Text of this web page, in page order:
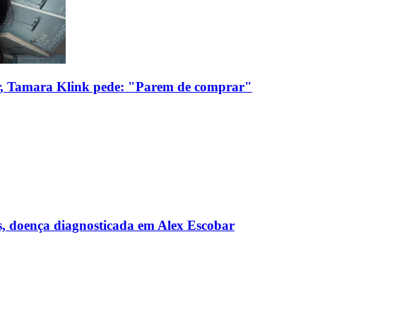
Tamara Klink pede: "Parem de comprar"
doença diagnosticada em Alex Escobar